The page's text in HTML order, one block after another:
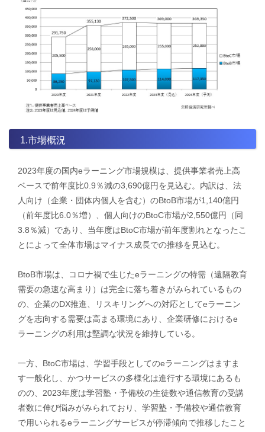
1.市場概況
2023年度の国内eラーニング市場規模は、提供事業者売上高
ベースで前年度比0.9％減の3,690億円を見込む。内訳は、法
人向け（企業・団体内個人を含む）のBtoB市場が1,140億円
（前年度比6.0％増）、個人向けのBtoC市場が2,550億円（同
3.8％減）であり、当年度はBtoC市場が前年度割れとなったこ
とによって全体市場はマイナス成長での推移を見込む。
BtoB市場は、コロナ禍で生じたeラーニングの特需（遠隔教育
需要の急速な高まり）は完全に落ち着きがみられているもの
の、企業のDX推進、リスキリングへの対応としてeラーニン
グを志向する需要は高まる環境にあり、企業研修におけるe
ラーニングの利用は堅調な状況を維持している。
一方、BtoC市場は、学習手段としてのeラーニングはますま
す一般化し、かつサービスの多様化は進行する環境にあるも
のの、2023年度は学習塾・予備校の生徒数や通信教育の受講
者数に伸び悩みがみられており、学習塾・予備校や通信教育
で用いられるeラーニングサービスが停滞傾向で推移したこと